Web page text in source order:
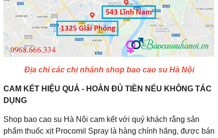
Địa chỉ các chi nhánh shop bao cao su Hà Nội
CAM KẾT HIỆU QUẢ - HOÀN ĐỦ TIỀN NẾU KHÔNG TÁC
DỤNG
Shop bao cao su Hà Nội cam kết với quý khách rằng sản
phẩm thuốc xịt Procomil Spray là hàng chính hãng, được bán